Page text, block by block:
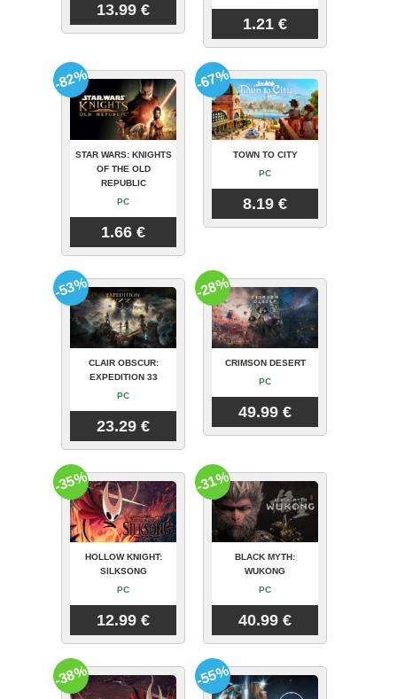
13.99 €
1.21 €
STAR WARS: KNIGHTS
OF THE OLD
REPUBLIC
PC
1.66 €
-82%
TOWN TO CITY
PC
8.19 €
-67%
CLAIR OBSCUR:
EXPEDITION 33
PC
23.29 €
-53%
CRIMSON DESERT
PC
49.99 €
-28%
HOLLOW KNIGHT:
SILKSONG
PC
12.99 €
-35%
BLACK MYTH:
WUKONG
PC
40.99 €
-31%
-38% -55%